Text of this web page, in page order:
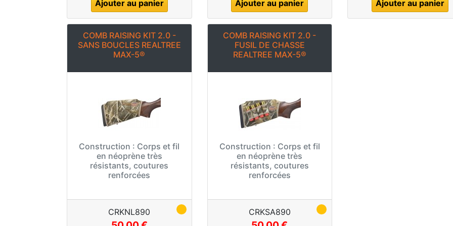
Ajouter au panier Ajouter au panier Ajouter au panier
COMB RAISING KIT 2.0 -
SANS BOUCLES REALTREE
MAX-5®
Construction : Corps et fil
en néoprène très
résistants, coutures
renforcées
CRKNL890
COMB RAISING KIT 2.0 -
FUSIL DE CHASSE
REALTREE MAX-5®
Construction : Corps et fil
en néoprène très
résistants, coutures
renforcées
CRKSA890